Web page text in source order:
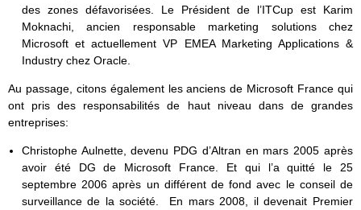
des zones défavorisées. Le Président de l’ITCup est Karim
Moknachi, ancien responsable marketing solutions chez
Microsoft et actuellement VP EMEA Marketing Applications &
Industry chez Oracle.
Au passage, citons également les anciens de Microsoft France qui
ont pris des responsabilités de haut niveau dans de grandes
entreprises:
Christophe Aulnette, devenu PDG d’Altran en mars 2005 après
avoir été DG de Microsoft France. Et qui l’a quitté le 25
septembre 2006 après un différent de fond avec le conseil de
surveillance de la société. En mars 2008, il devenait Premier